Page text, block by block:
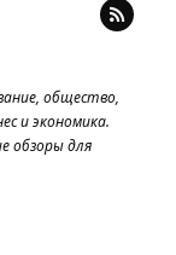
общество,
и экономика.
обзоры для